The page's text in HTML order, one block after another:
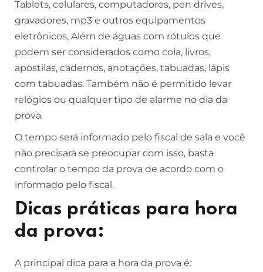
Tablets, celulares, computadores, pen drives,
gravadores, mp3 e outros equipamentos
eletrônicos, Além de águas com rótulos que
podem ser considerados como cola, livros,
apostilas, cadernos, anotações, tabuadas, lápis
com tabuadas. Também não é permitido levar
relógios ou qualquer tipo de alarme no dia da
prova.
O tempo será informado pelo fiscal de sala e você
não precisará se preocupar com isso, basta
controlar o tempo da prova de acordo com o
informado pelo fiscal.
Dicas práticas para hora
da prova:
A principal dica para a hora da prova é: